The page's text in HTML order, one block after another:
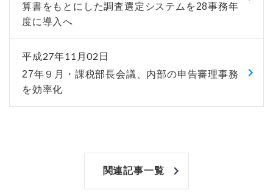
算書をもとにした調査選定システムを28事務年
度に導入へ
平成27年11月02日
27年９月・課税部長会議、内部の申告審理事務
を効率化
関連記事一覧